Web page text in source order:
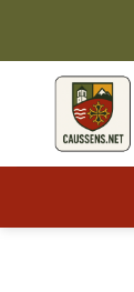
contenu